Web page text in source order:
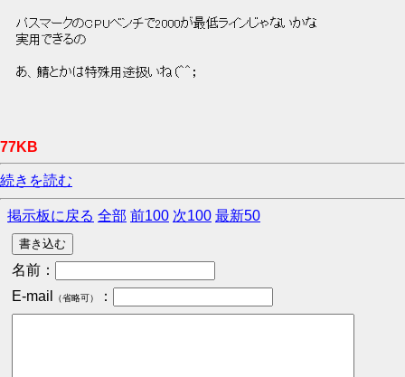
パスマークのCPUベンチで2000が最低ラインじゃないかな
実用できるの
あ、鯖とかは特殊用途扱いね（＾＾；
77KB
続きを読む
掲示板に戻る 全部 前100 次100 最新50
名前：
E-mail
（省略可） ：